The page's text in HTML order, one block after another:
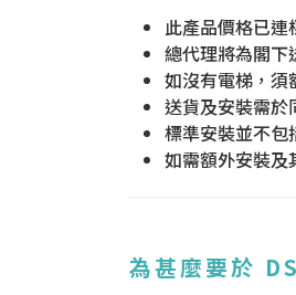
此產品價格已連
總代理將為閣下
如沒有電梯，
送貨及安裝需於
標準安裝並不包
如需額外安裝及
為甚麼要於